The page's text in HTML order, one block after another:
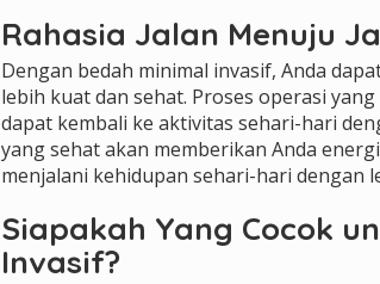
Rahasia Jalan Menuju
Dengan bedah minimal invasif, Anda
lebih kuat dan sehat. Proses operasi
dapat kembali ke aktivitas sehari-hari
yang sehat akan memberikan Anda
menjalani kehidupan sehari-hari dengan
Siapakah Yang Cocok
Invasif?